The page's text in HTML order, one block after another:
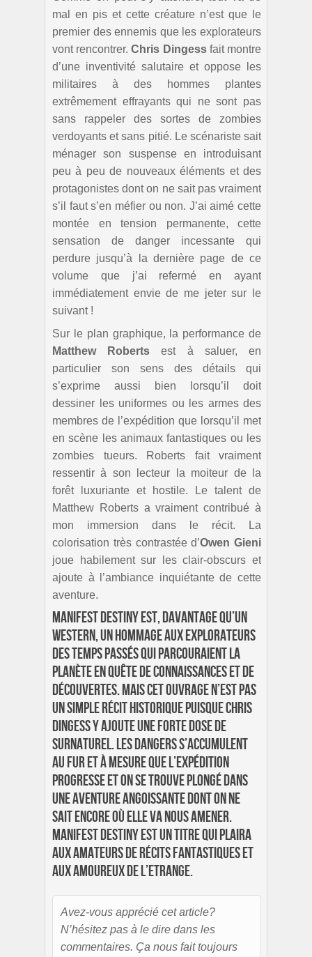
mal en pis et cette créature n’est que le
premier des ennemis que les explorateurs
vont rencontrer.Chris Dingessfait montre
d’une inventivité salutaire et oppose les
militaires à des hommes plantes
extrêmement effrayants qui ne sont pas
sans rappeler des sortes de zombies
verdoyants et sans pitié. Le scénariste sait
ménager son suspense en introduisant
peu à peu de nouveaux éléments et des
protagonistes dont on ne sait pas vraiment
s’il faut s’en méfier ou non. J’ai aimé cette
montée en tension permanente, cette
sensation de danger incessante qui
perdure jusqu’à la dernière page de ce
volume que j’ai refermé en ayant
immédiatement envie de me jeter sur le
suivant !
Sur le plan graphique, la performance de
Matthew Roberts est à saluer, en
particulier son sens des détails qui
s’exprime aussi bien lorsqu’il doit
dessiner les uniformes ou les armes des
membres de l’expédition que lorsqu’il met
en scène les animaux fantastiques ou les
zombies tueurs. Roberts fait vraiment
ressentir à son lecteur la moiteur de la
forêt luxuriante et hostile. Le talent de
Matthew Roberts a vraiment contribué à
mon immersion dans le récit. La
colorisation très contrastée d’Owen Gieni
joue habilement sur les clair-obscurs et
ajoute à l’ambiance inquiétante de cette
aventure.
Manifest Destiny est, davantage qu’un
western, un hommage aux explorateurs
des temps passés qui parcouraient la
planète en quête de connaissances et de
découvertes. Mais cet ouvrage n’est pas
un simple récit historique puisque Chris
Dingess y ajoute une forte dose de
surnaturel. Les dangers s’accumulent
au fur et à mesure que l’expédition
progresse et on se trouve plongé dans
une aventure angoissante dont on ne
sait encore où elle va nous amener.
Manifest Destiny est un titre qui plaira
aux amateurs de récits fantastiques et
aux amoureux de l’Etrange.
Avez-vous apprécié cet article?
N’hésitez pas à le dire dans les
commentaires. Ça nous fait toujours